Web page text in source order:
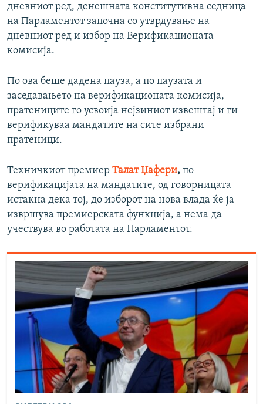
дневниот ред, денешната конститутивна седница
на Парламентот започна со утврдување на
дневниот ред и избор на Верификационата
комисија.
По ова беше дадена пауза, а по паузата и
заседавањето на верификационата комисија,
пратениците го усвоија нејзиниот извештај и ги
верификуваа мандатите на сите избрани
пратеници.
Техничкиот премиер Талат Џафери, по
верификацијата на мандатите, од говорницата
истакна дека тој, до изборот на нова влада ќе ја
извршува премиерската функција, а нема да
учествува во работата на Парламентот.